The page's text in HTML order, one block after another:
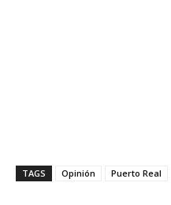
TAGS Opinión Puerto Real